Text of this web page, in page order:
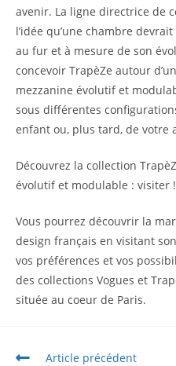
avenir. La ligne directrice de
l’idée qu’une chambre
au fur et à mesure de son
concevoir TrapèZe autour
mezzanine évolutifet
sous différentes
enfant ou, plus tard, de votre
Découvrez la collection
évolutif et modulable : visiter !
Vous pourrez découvrir la
design français en visitant
vos préférences et vos
des collections Vogues et
située au coeur de Paris.
Article précédent